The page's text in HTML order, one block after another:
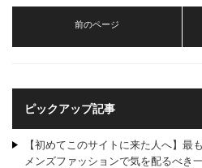
前のページ
ピックアップ記事
【初めてこのサイトに来た人へ】最
メンズファッションで気を配るべき